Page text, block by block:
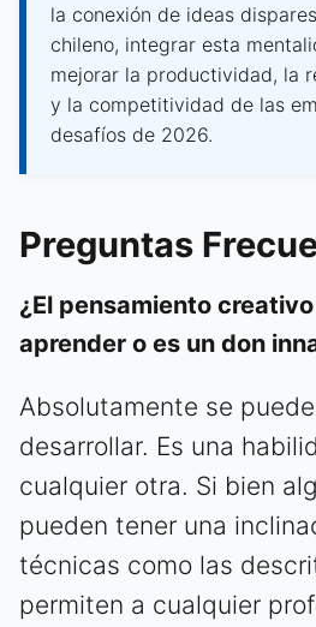
la conexión de ideas
chileno, integrar esta
mejorar la productividad, la
y la competitividad de las
desafíos de 2026.
Preguntas
¿El pensamiento
aprender o es un don
Absolutamente se
desarrollar. Es una
cualquier otra. Si bien
pueden tener una
técnicas como las
permiten a cualquier